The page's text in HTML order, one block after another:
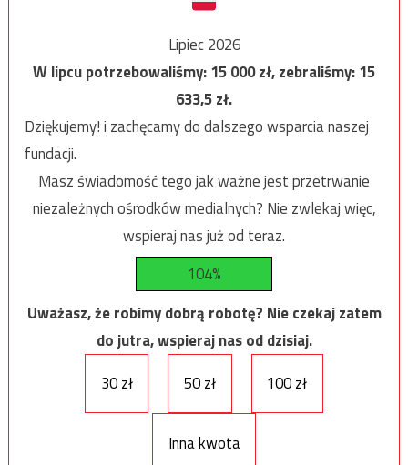
Lipiec 2026
W lipcu potrzebowaliśmy:15 000zł, zebraliśmy:15
633,5zł.
Dziękujemy! i zachęcamy do dalszego wsparcia naszej
fundacji.
Masz świadomość tego jak ważne jest przetrwanie
niezależnych ośrodków medialnych? Nie zwlekaj więc,
wspieraj nas już od teraz.
104%
Uważasz, że robimy dobrą robotę? Nie czekaj zatem
do jutra, wspieraj nas od dzisiaj.
30 zł
50 zł 100 zł
Inna kwota